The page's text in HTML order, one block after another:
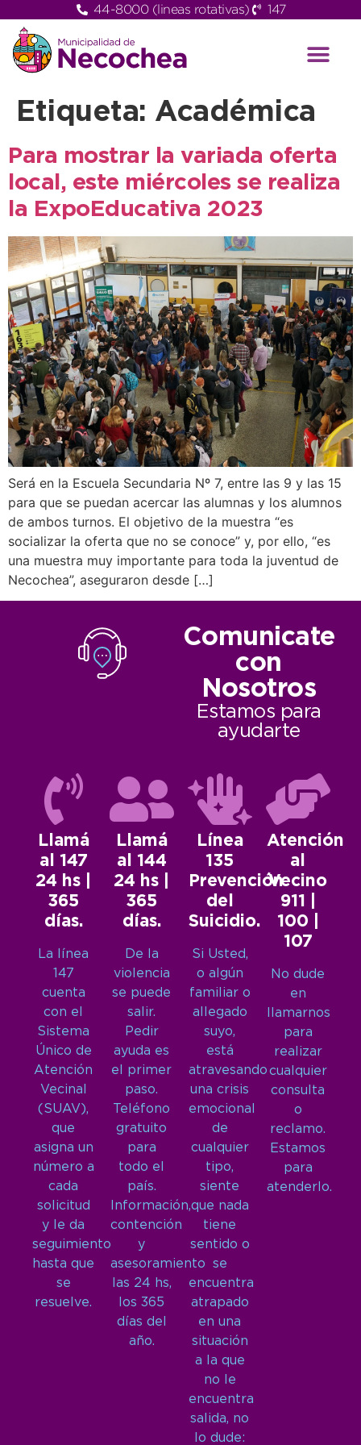
44-8000 (lineas rotativas) 147
Etiqueta: Académica
Para mostrar la variada oferta
local, este miércoles se realiza
la ExpoEducativa 2023
Será en la Escuela Secundaria Nº 7, entre las 9 y las 15
para que se puedan acercar las alumnas y los alumnos
de ambos turnos. El objetivo de la muestra “es
socializar la oferta que no se conoce” y, por ello, “es
una muestra muy importante para toda la juventud de
Necochea”, aseguraron desde […]
Comunicate
con
Nosotros
Estamos para
ayudarte
Llamá
al 147
24 hs |
365
días.
La línea
147
cuenta
con el
Sistema
Único de
Atención
Vecinal
(SUAV),
que
asigna un
número a
cada
solicitud
y le da
seguimiento
hasta que
se
resuelve.
Llamá
al 144
24 hs |
365
días.
De la
violencia
se puede
salir.
Pedir
ayuda es
el primer
paso.
Teléfono
gratuito
para
todo el
país.
Información,
contención
y
asesoramiento
las 24 hs,
los 365
días del
año.
Línea
135
Prevención
del
Suicidio.
Si Usted,
o algún
familiar o
allegado
suyo,
está
atravesando
una crisis
emocional
de
cualquier
tipo,
siente
que nada
tiene
sentido o
se
encuentra
atrapado
en una
situación
a la que
no le
encuentra
salida, no
lo dude:
Atención
al
Vecino
911 |
100 |
107
No dude
en
llamarnos
para
realizar
cualquier
consulta
o
reclamo.
Estamos
para
atenderlo.